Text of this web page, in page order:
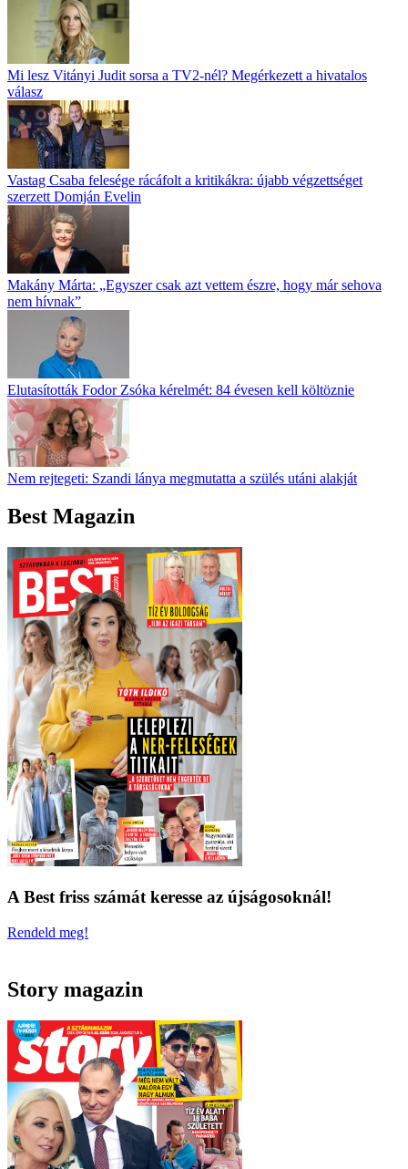
Mi lesz Vitányi Judit sorsa a TV2-nél? Megérkezett a hivatalos
válasz
Vastag Csaba felesége rácáfolt a kritikákra: újabb végzettséget
szerzett Domján Evelin
Makány Márta: „Egyszer csak azt vettem észre, hogy már sehova
nem hívnak”
Elutasították Fodor Zsóka kérelmét: 84 évesen kell költöznie
Nem rejtegeti: Szandi lánya megmutatta a szülés utáni alakját
Best Magazin
A Best friss számát keresse az újságosoknál!
Rendeld meg!
Story magazin